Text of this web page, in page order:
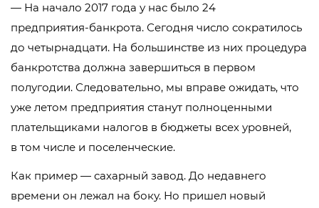
— На начало 2017 года у нас было 24
предприятия-банкрота. Сегодня число сократилось
до четырнадцати. На большинстве из них процедура
банкротства должна завершиться в первом
полугодии. Следовательно, мы вправе ожидать, что
уже летом предприятия станут полноценными
плательщиками налогов в бюджеты всех уровней,
в том числе и поселенческие.
Как пример — сахарный завод. До недавнего
времени он лежал на боку. Но пришел новый